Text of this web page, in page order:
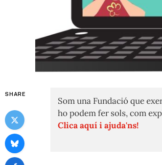
SHARE
Som una Fundació que
ho podem fer sols, com
Clica aquí i ajuda'ns!